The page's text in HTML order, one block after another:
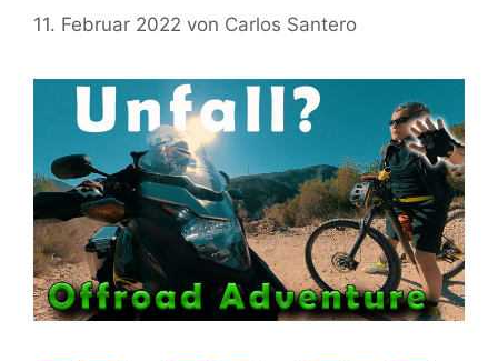
11. Februar 2022 von Carlos Santero